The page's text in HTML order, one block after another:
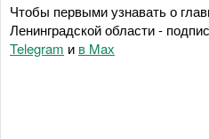
Чтобы первыми узнавать о
Ленинградской области -
Telegram и в Maх